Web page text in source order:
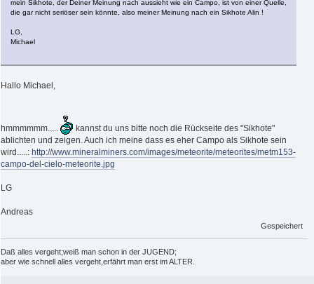
mein Sikhote, der Deiner Meinung nach aussieht wie ein Campo, ist von einer Quelle,
die gar nicht seriöser sein könnte, also meiner Meinung nach ein Sikhote Alin !
LG,
Michael
Hallo Michael,
hmmmmmm.....
kannst du uns bitte noch die Rückseite des "Sikhote"
ablichten und zeigen. Auch ich meine dass es eher Campo als Sikhote sein
wird.....: http://www.mineralminers.com/images/meteorite/meteorites/metm153-
campo-del-cielo-meteorite.jpg
LG
Andreas
Gespeichert
Daß alles vergeht;weiß man schon in der JUGEND;
aber wie schnell alles vergeht,erfährt man erst im ALTER.